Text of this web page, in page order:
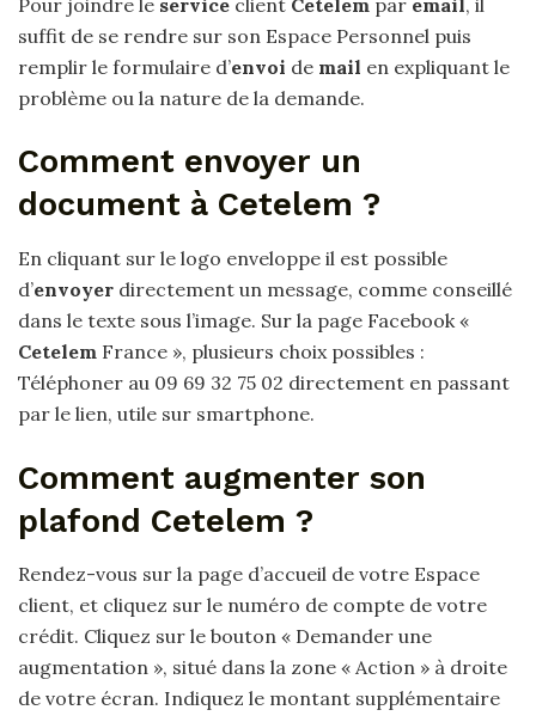
suffit de se rendre sur son Espace Personnel puis
remplir le formulaire d’envoi de mail en expliquant le
problème ou la nature de la demande.
Comment envoyer un
document à Cetelem ?
En cliquant sur le logo enveloppe il est possible
d’envoyer directement un message, comme conseillé
dans le texte sous l’image. Sur la page Facebook «
Cetelem France », plusieurs choix possibles :
Téléphoner au 09 69 32 75 02 directement en passant
par le lien, utile sur smartphone.
Comment augmenter son
plafond Cetelem ?
Rendez-vous sur la page d’accueil de votre Espace
client, et cliquez sur le numéro de compte de votre
crédit. Cliquez sur le bouton « Demander une
augmentation », situé dans la zone « Action » à droite
de votre écran. Indiquez le montant supplémentaire